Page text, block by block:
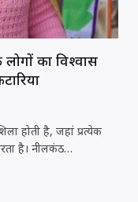
का विश्वास
होती है, जहां प्रत्येक
है। नीलकंठ…